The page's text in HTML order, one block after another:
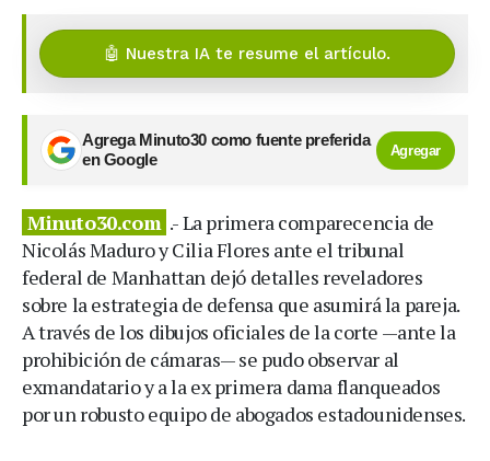
🤖 Nuestra IA te resume el artículo.
Agrega Minuto30 como fuente preferida
en Google
Agregar
Minuto30.com .- La primera comparecencia de
Nicolás Maduro y Cilia Flores ante el tribunal
federal de Manhattan dejó detalles reveladores
sobre la estrategia de defensa que asumirá la pareja.
A través de los dibujos oficiales de la corte —ante la
prohibición de cámaras— se pudo observar al
exmandatario y a la ex primera dama flanqueados
por un robusto equipo de abogados estadounidenses.